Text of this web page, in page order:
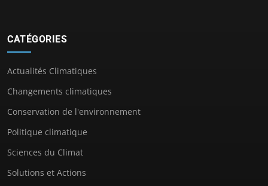
CATÉGORIES
Actualités Climatiques
Changements climatiques
Conservation de l'environnement
Politique climatique
Sciences du Climat
Solutions et Actions